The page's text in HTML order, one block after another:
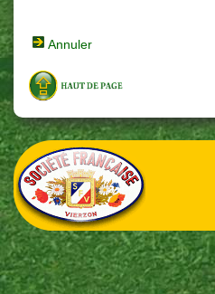
Annuler